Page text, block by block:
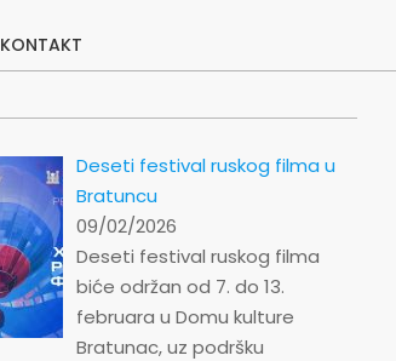
KONTAKT
Deseti festival ruskog filma u
Bratuncu
09/02/2026
Deseti festival ruskog filma
biće održan od 7. do 13.
februara u Domu kulture
Bratunac, uz podršku